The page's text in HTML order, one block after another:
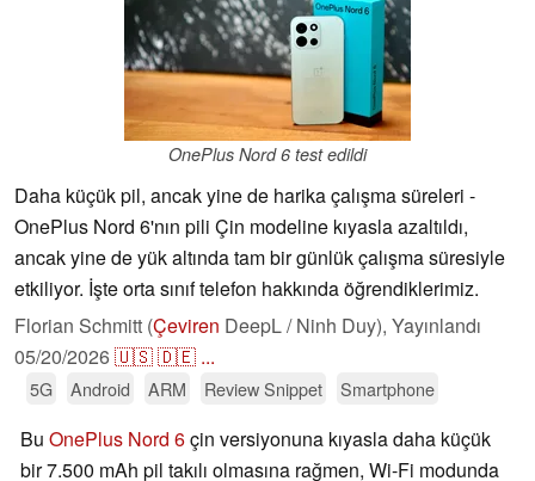
OnePlus Nord 6 test edildi
Daha küçük pil, ancak yine de harika çalışma süreleri -
OnePlus Nord 6'nın pili Çin modeline kıyasla azaltıldı,
ancak yine de yük altında tam bir günlük çalışma süresiyle
etkiliyor. İşte orta sınıf telefon hakkında öğrendiklerimiz.
Florian Schmitt (Çeviren DeepL / Ninh Duy), Yayınlandı
05/20/2026🇺🇸🇩🇪 ...
5G Android ARM Review Snippet Smartphone
Bu OnePlus Nord 6çin versiyonuna kıyasla daha küçük
bir 7.500 mAh pil takılı olmasına rağmen, Wi-Fi modunda